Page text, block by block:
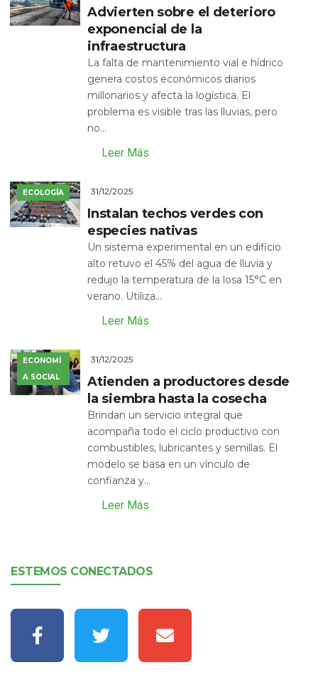
Advierten sobre el deterioro
exponencial de la
infraestructura
La falta de mantenimiento vial e hídrico
genera costos económicos diarios
millonarios y afecta la logística. El
problema es visible tras las lluvias, pero
no...
Leer Más
ECOLOGÍA 31/12/2025
Instalan techos verdes con
especies nativas
Un sistema experimental en un edificio
alto retuvo el 45% del agua de lluvia y
redujo la temperatura de la losa 15°C en
verano. Utiliza...
Leer Más
ECONOMÍ
A SOCIAL
31/12/2025
Atienden a productores desde
la siembra hasta la cosecha
Brindan un servicio integral que
acompaña todo el ciclo productivo con
combustibles, lubricantes y semillas. El
modelo se basa en un vínculo de
confianza y...
Leer Más
ESTEMOS CONECTADOS